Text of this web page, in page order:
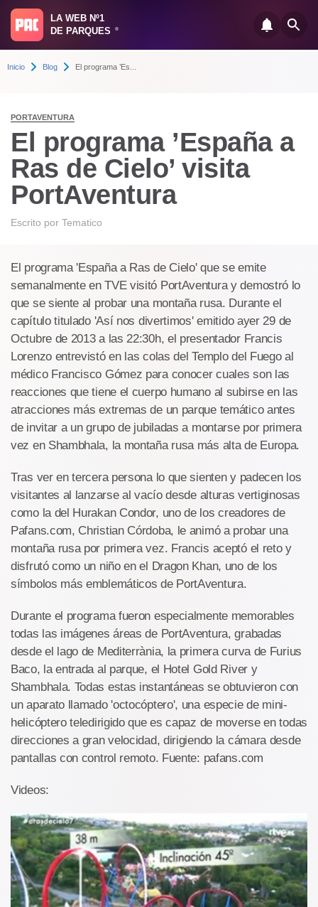
LA WEB Nº1
DE PARQUES
®
Inicio Blog El programa ’Es...
PORTAVENTURA
El programa ’España a
Ras de Cielo’ visita
PortAventura
Escrito por Tematico
El programa 'España a Ras de Cielo' que se emite
semanalmente en TVE visitó PortAventura y demostró lo
que se siente al probar una montaña rusa. Durante el
capítulo titulado 'Así nos divertimos' emitido ayer 29 de
Octubre de 2013 a las 22:30h, el presentador Francis
Lorenzo entrevistó en las colas del Templo del Fuego al
médico Francisco Gómez para conocer cuales son las
reacciones que tiene el cuerpo humano al subirse en las
atracciones más extremas de un parque temático antes
de invitar a un grupo de jubiladas a montarse por primera
vez en Shambhala, la montaña rusa más alta de Europa.
Tras ver en tercera persona lo que sienten y padecen los
visitantes al lanzarse al vacío desde alturas vertiginosas
como la del Hurakan Condor, uno de los creadores de
Pafans.com, Christian Córdoba, le animó a probar una
montaña rusa por primera vez. Francis aceptó el reto y
disfrutó como un niño en el Dragon Khan, uno de los
símbolos más emblemáticos de PortAventura.
Durante el programa fueron especialmente memorables
todas las imágenes áreas de PortAventura, grabadas
desde el lago de Mediterrània, la primera curva de Furius
Baco, la entrada al parque, el Hotel Gold River y
Shambhala. Todas estas instantáneas se obtuvieron con
un aparato llamado 'octocóptero', una especie de mini-
helicóptero teledirigido que es capaz de moverse en todas
direcciones a gran velocidad, dirigiendo la cámara desde
pantallas con control remoto. Fuente: pafans.com
Videos: